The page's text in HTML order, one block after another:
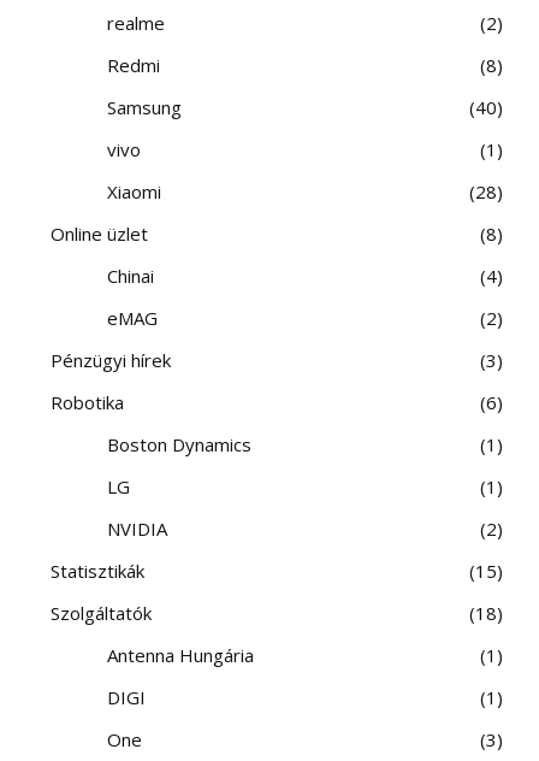
realme
2
Redmi
8
Samsung
40
vivo
1
Xiaomi
28
Online üzlet
8
Chinai
4
eMAG
2
Pénzügyi hírek
3
Robotika
6
Boston Dynamics
1
LG
1
NVIDIA
2
Statisztikák
15
Szolgáltatók
18
Antenna Hungária
1
DIGI
1
One
3